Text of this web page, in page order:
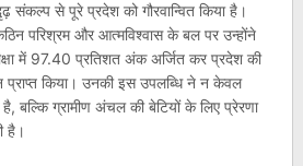
संकल्प से पूरे प्रदेश को गौरवान्वित किया है।
परिश्रम और आत्मविश्वास के बल पर उन्होंने
में 97.40 प्रतिशत अंक अर्जित कर प्रदेश की
प्राप्त किया। उनकी इस उपलब्धि ने न केवल
है, बल्कि ग्रामीण अंचल की बेटियों के लिए प्रेरणा
है।